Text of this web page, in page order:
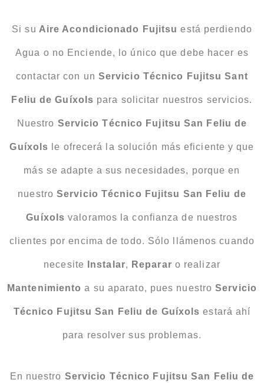
Si su Aire Acondicionado Fujitsuestá perdiendo
Agua o no Enciende, lo único que debe hacer es
contactar con un Servicio Técnico Fujitsu Sant
Feliu de Guíxols para solicitar nuestros servicios.
Nuestro Servicio Técnico Fujitsu San Feliu de
Guíxols le ofrecerá la solución más eficiente y que
más se adapte a sus necesidades, porque en
nuestroServicio Técnico Fujitsu San Feliu de
Guíxols valoramos la confianza de nuestros
clientes por encima de todo. Sólo llámenos cuando
necesite Instalar, Reparar o realizar
Mantenimientoa su aparato, pues nuestroServicio
Técnico Fujitsu San Feliu de Guíxolsestará ahí
para resolver sus problemas.
En nuestro Servicio Técnico Fujitsu San Feliu de